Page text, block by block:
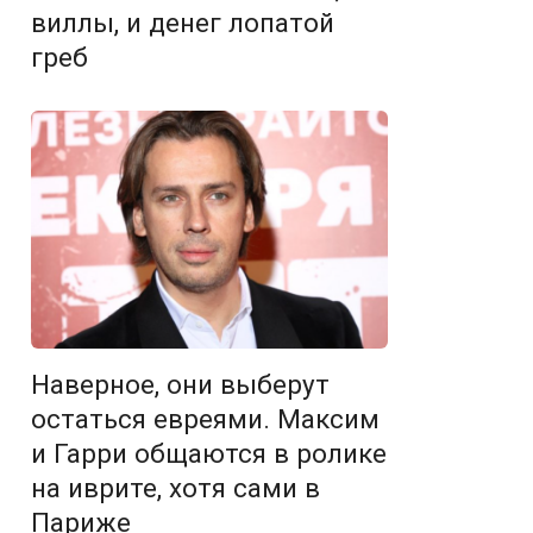
виллы, и денег лопатой
греб
Наверное, они выберут
остаться евреями. Максим
и Гарри общаются в ролике
на иврите, хотя сами в
Париже